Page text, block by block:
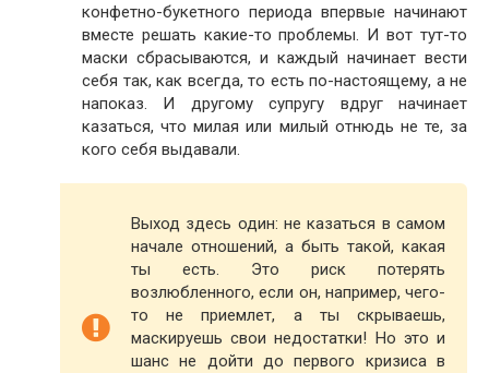
конфетно-букетного периода впервые начинают
вместе решать какие-то проблемы. И вот тут-то
маски сбрасываются, и каждый начинает вести
себя так, как всегда, то есть по-настоящему, а не
напоказ. И другому супругу вдруг начинает
казаться, что милая или милый отнюдь не те, за
кого себя выдавали.
Выход здесь один: не казаться в самом
начале отношений, а быть такой, какая
ты есть. Это риск потерять
возлюбленного, если он, например, чего-
то не приемлет, а ты скрываешь,
маскируешь свои недостатки! Но это и
шанс не дойти до первого кризиса в